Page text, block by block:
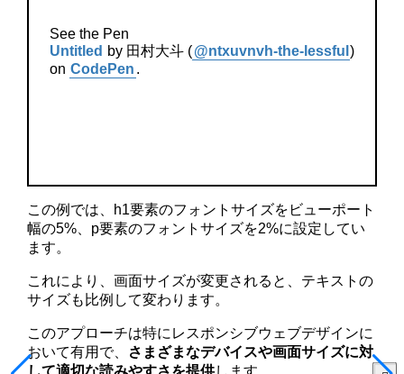
See the Pen
Untitled by 田村大斗 (@ntxuvnvh-the-lessful )
on CodePen .
この例では、h1要素のフォントサイズをビューポート
幅の5%、p要素のフォントサイズを2%に設定してい
ます。
これにより、画面サイズが変更されると、テキストの
サイズも比例して変わります。
このアプローチは特にレスポンシブウェブデザインに
おいて有用で、 さまざまなデバイスや画面サイズに対